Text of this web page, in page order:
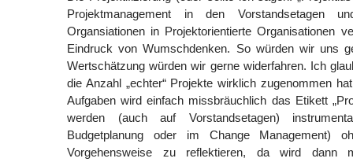
Projektmanagement in den Vorstandsetagen
Organsiationen in Projektorientierte Organisationen
Eindruck von Wumschdenken. So würden wir uns
Wertschätzung würden wir gerne widerfahren. Ich
die Anzahl „echter“ Projekte wirklich zugenommen
Aufgaben wird einfach missbräuchlich das Etikett
werden (auch auf Vorstandsetagen)
Budgetplanung oder im Change Management)
Vorgehensweise zu reflektieren, da wird dann